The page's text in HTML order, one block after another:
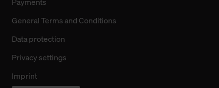
General Terms and Conditions
Data protection
Privacy settings
Imprint